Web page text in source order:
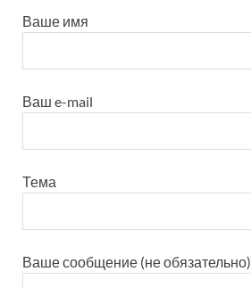
Ваше имя
Ваш e-mail
Тема
Ваше сообщение (не обязательно)